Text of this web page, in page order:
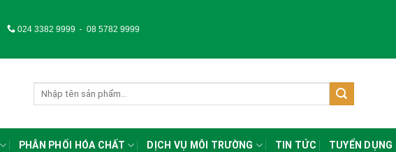
024 3382 9999 - 08 5782 9999
PHÂN PHỐI HÓA CHẤT DỊCH VỤ MÔI TRƯỜNG TIN TỨC TUYỂN DỤNG